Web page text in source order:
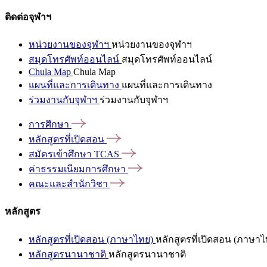
ติดต่อจุฬาฯ
หน่วยงานของจุฬาฯ หน่วยงานของจุฬาฯ
สมุดโทรศัพท์ออนไลน์ สมุดโทรศัพท์ออนไลน์
Chula Map Chula Map
แผนที่และการเดินทาง แผนที่และการเดินทาง
ร่วมงานกับจุฬาฯ ร่วมงานกับจุฬาฯ
การศึกษา
หลักสูตรที่เปิดสอน
สมัครเข้าศึกษา TCAS
ค่าธรรมเนียมการศึกษา
คณะและสำนักวิชา
หลักสูตร
หลักสูตรที่เปิดสอน (ภาษาไทย) หลักสูตรที่เปิดสอน (ภาษาไ
หลักสูตรนานาชาติ หลักสูตรนานาชาติ